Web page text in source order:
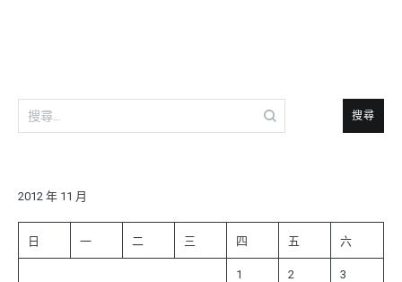
搜
尋
字:
2012 年 11 月
日 一 二 三 四 五 六
1 2 3